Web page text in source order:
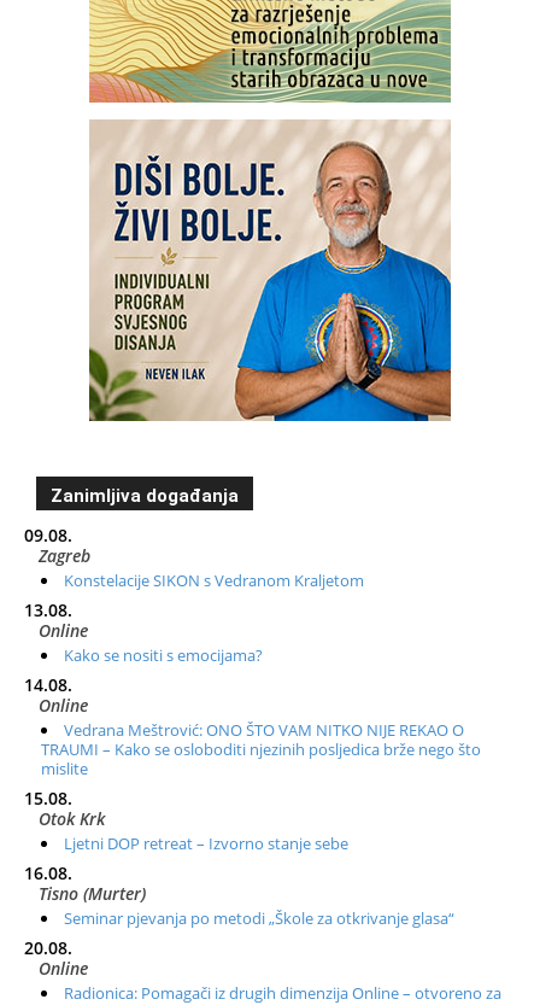
Zanimljiva događanja
09.08.
Zagreb
Konstelacije SIKON s Vedranom Kraljetom
13.08.
Online
Kako se nositi s emocijama?
14.08.
Online
Vedrana Meštrović: ONO ŠTO VAM NITKO NIJE REKAO O
TRAUMI – Kako se osloboditi njezinih posljedica brže nego što
mislite
15.08.
Otok Krk
Ljetni DOP retreat – Izvorno stanje sebe
16.08.
Tisno (Murter)
Seminar pjevanja po metodi „Škole za otkrivanje glasa“
20.08.
Online
Radionica: Pomagači iz drugih dimenzija Online – otvoreno za